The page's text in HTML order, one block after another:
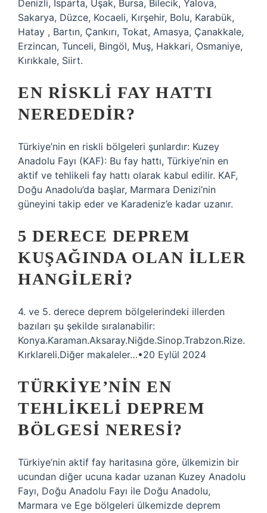
Denizli, Isparta, Uşak, Bursa, Bilecik, Yalova,
Sakarya, Düzce, Kocaeli, Kırşehir, Bolu, Karabük,
Hatay , Bartın, Çankırı, Tokat, Amasya, Çanakkale,
Erzincan, Tunceli, Bingöl, Muş, Hakkari, Osmaniye,
Kırıkkale, Siirt.
EN RISKLI FAY HATTI
NEREDEDIR?
Türkiye’nin en riskli bölgeleri şunlardır: Kuzey
Anadolu Fayı (KAF): Bu fay hattı, Türkiye’nin en
aktif ve tehlikeli fay hattı olarak kabul edilir. KAF,
Doğu Anadolu’da başlar, Marmara Denizi’nin
güneyini takip eder ve Karadeniz’e kadar uzanır.
5 DERECE DEPREM
KUŞAĞINDA OLAN ILLER
HANGILERI?
4. ve 5. derece deprem bölgelerindeki illerden
bazıları şu şekilde sıralanabilir:
Konya.Karaman.Aksaray.Niğde.Sinop.Trabzon.Rize.
Kırklareli.Diğer makaleler…•20 Eylül 2024
TÜRKIYE’NIN EN
TEHLIKELI DEPREM
BÖLGESI NERESI?
Türkiye’nin aktif fay haritasına göre, ülkemizin bir
ucundan diğer ucuna kadar uzanan Kuzey Anadolu
Fayı, Doğu Anadolu Fayı ile Doğu Anadolu,
Marmara ve Ege bölgeleri ülkemizde deprem